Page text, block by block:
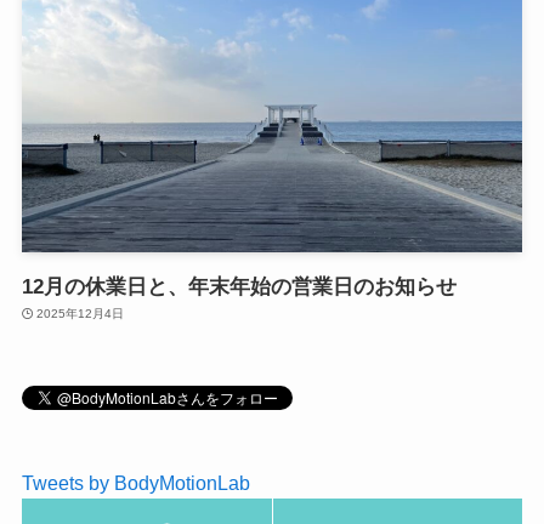
12月の休業日と、年末年始の営業日のお知らせ
2025年12月4日
Tweets by BodyMotionLab